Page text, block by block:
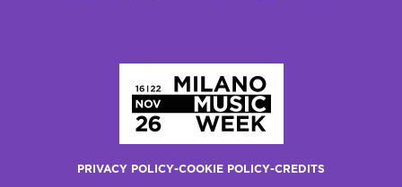
PRIVACY POLICY-COOKIE POLICY-CREDITS